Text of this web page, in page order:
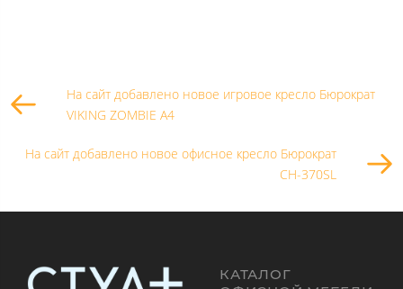
На сайт добавлено новое игровое кресло Бюрократ
VIKING ZOMBIE A4
На сайт добавлено новое офисное кресло Бюрократ
CH-370SL
КАТАЛОГ